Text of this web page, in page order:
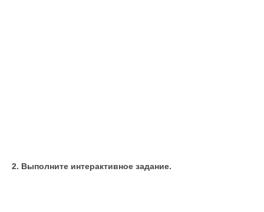
2. Выполните интерактивное задание.